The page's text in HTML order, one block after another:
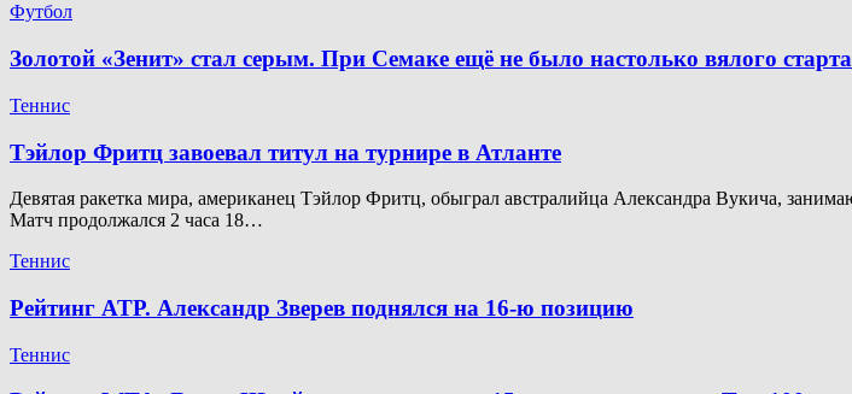
Футбол
Золотой «Зенит» стал серым. При Семаке ещё не было настолько вялого старта
Теннис
Тэйлор Фритц завоевал титул на турнире в Атланте
Девятая ракетка мира, американец Тэйлор Фритц, обыграл австралийца Александра Вукича,
Матч продолжался 2 часа 18…
Теннис
Рейтинг ATP. Александр Зверев поднялся на 16-ю позицию
Теннис